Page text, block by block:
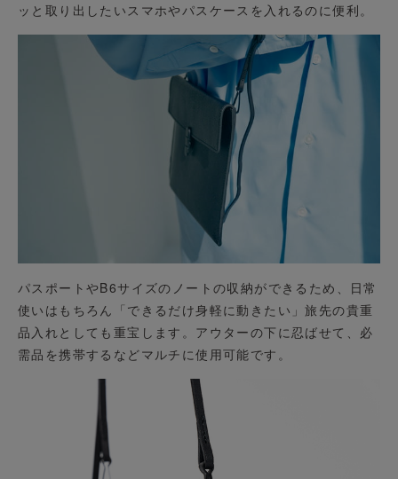
ッと取り出したいスマホやパスケースを入れるのに便利。
パスポートやB6サイズのノートの収納ができるため、日常
使いはもちろん「できるだけ身軽に動きたい」旅先の貴重
品入れとしても重宝します。アウターの下に忍ばせて、必
需品を携帯するなどマルチに使用可能です。